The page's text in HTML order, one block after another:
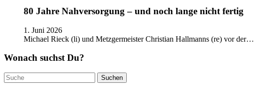
80 Jahre Nahversorgung – und noch lange nicht fertig
1. Juni 2026
Michael Rieck (li) und Metzgermeister Christian Hallmanns (re) vor der…
Wonach suchst Du?
Suchen
nach: